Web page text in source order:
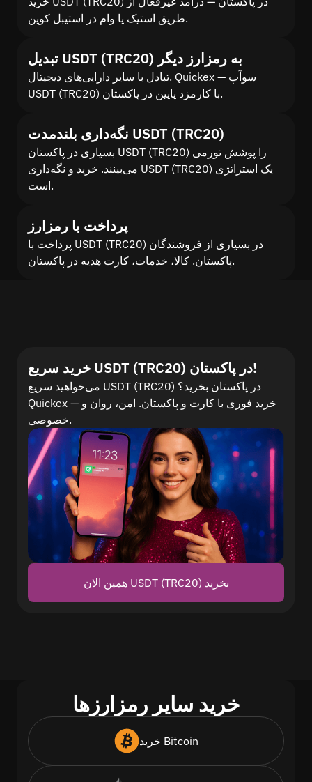
طریق استیک یا وام در استیبل کوین.
تبدیل USDT (TRC20) به رمزارز دیگر
تبادل با سایر دارایی‌های دیجیتال. Quickex — سوآپ
USDT (TRC20) با کارمزد پایین در پاکستان.
نگه‌داری بلندمدت USDT (TRC20)
بسیاری در پاکستان USDT (TRC20) را پوشش تورمی
می‌بینند. خرید و نگه‌داری USDT (TRC20) یک استراتژی
است.
پرداخت با رمزارز
پرداخت با USDT (TRC20) در بسیاری از فروشندگان
پاکستان. کالا، خدمات، کارت هدیه در پاکستان.
خرید سریع USDT (TRC20) در پاکستان!
می‌خواهید سریع USDT (TRC20) در پاکستان بخرید؟
Quickex — خرید فوری با کارت و پاکستان. امن، روان و
خصوصی.
همین الان USDT (TRC20) بخرید
خرید سایر رمزارزها
خرید Bitcoin